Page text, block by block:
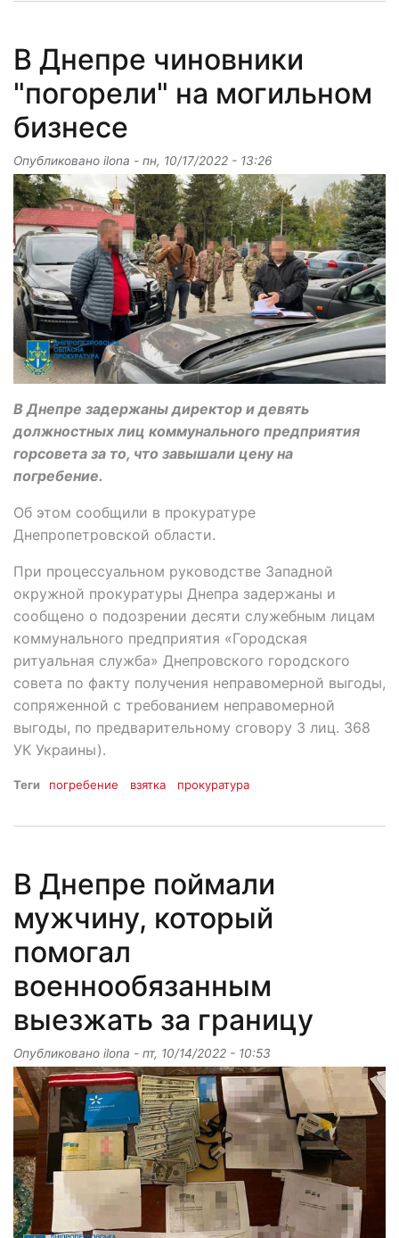
В Днепре чиновники
"погорели" на могильном
бизнесе
Опубликовано ilona - пн, 10/17/2022 - 13:26
В Днепре задержаны директор и девять
должностных лиц коммунального предприятия
горсовета за то, что завышали цену на
погребение.
Об этом сообщили в прокуратуре
Днепропетровской области.
При процессуальном руководстве Западной
окружной прокуратуры Днепра задержаны и
сообщено о подозрении десяти служебным лицам
коммунального предприятия «Городская
ритуальная служба» Днепровского городского
совета по факту получения неправомерной выгоды,
сопряженной с требованием неправомерной
выгоды, по предварительному сговору 3 лиц. 368
УК Украины).
Теги погребение взятка прокуратура
В Днепре поймали
мужчину, который
помогал
военнообязанным
выезжать за границу
Опубликовано ilona - пт, 10/14/2022 - 10:53